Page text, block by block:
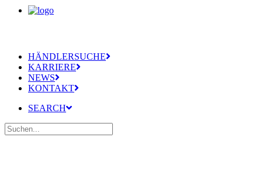
HÄNDLERSUCHE
KARRIERE
NEWS
KONTAKT
SEARCH